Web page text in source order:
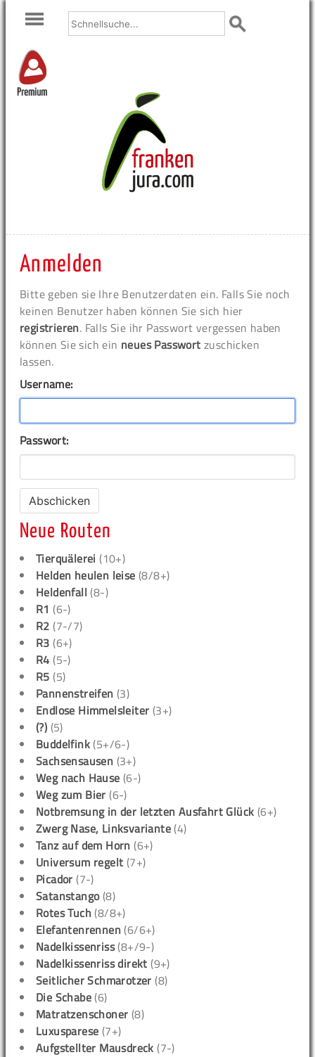
Premium
Anmelden
Bitte geben sie Ihre Benutzerdaten ein. Falls Sie noch
keinen Benutzer haben können Sie sich hier
registrieren. Falls Sie ihr Passwort vergessen haben
können Sie sich ein neues Passwort zuschicken
lassen.
Username:
Passwort:
Neue Routen
Tierquälerei (10+)
Helden heulen leise (8/8+)
Heldenfall (8-)
R1 (6-)
R2 (7-/7)
R3 (6+)
R4 (5-)
R5 (5)
Pannenstreifen (3)
Endlose Himmelsleiter (3+)
(?) (5)
Buddelfink (5+/6-)
Sachsensausen (3+)
Weg nach Hause (6-)
Weg zum Bier (6-)
Notbremsung in der letzten Ausfahrt Glück (6+)
Zwerg Nase, Linksvariante (4)
Tanz auf dem Horn (6+)
Universum regelt (7+)
Picador (7-)
Satanstango(8)
Rotes Tuch (8/8+)
Elefantenrennen (6/6+)
Nadelkissenriss(8+/9-)
Nadelkissenriss direkt (9+)
Seitlicher Schmarotzer (8)
Die Schabe (6)
Matratzenschoner (8)
Luxusparese (7+)
Aufgstellter Mausdreck (7-)